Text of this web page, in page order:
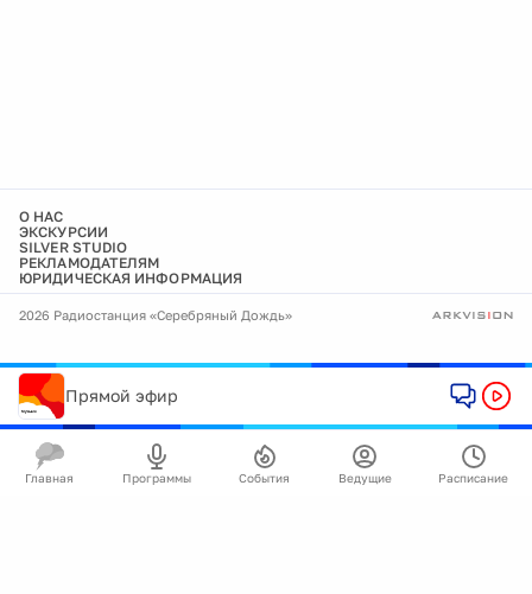
О НАС
ЭКСКУРСИИ
SILVER STUDIO
РЕКЛАМОДАТЕЛЯМ
ЮРИДИЧЕСКАЯ ИНФОРМАЦИЯ
2026 Радиостанция «Серебряный Дождь»
Прямой эфир
Главная Программы События Ведущие Расписание